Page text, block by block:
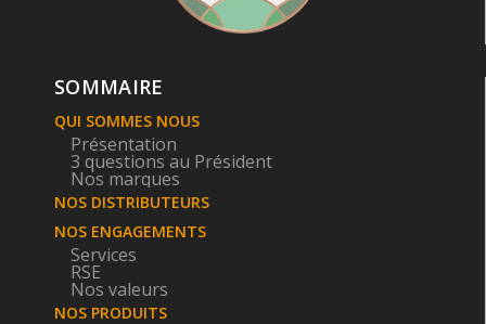
SOMMAIRE
QUI SOMMES NOUS
Présentation
3 questions au Président
Nos marques
NOS DISTRIBUTEURS
NOS ENGAGEMENTS
Services
RSE
Nos valeurs
NOS PRODUITS